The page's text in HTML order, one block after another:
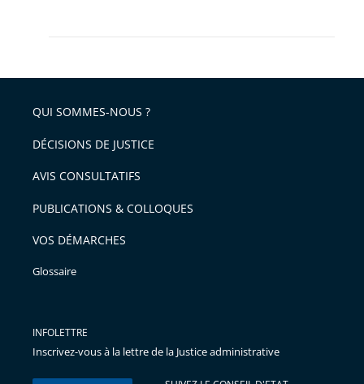
QUI SOMMES-NOUS ?
DÉCISIONS DE JUSTICE
AVIS CONSULTATIFS
PUBLICATIONS & COLLOQUES
VOS DÉMARCHES
Glossaire
INFOLETTRE
Inscrivez-vous à la lettre de la Justice administrative